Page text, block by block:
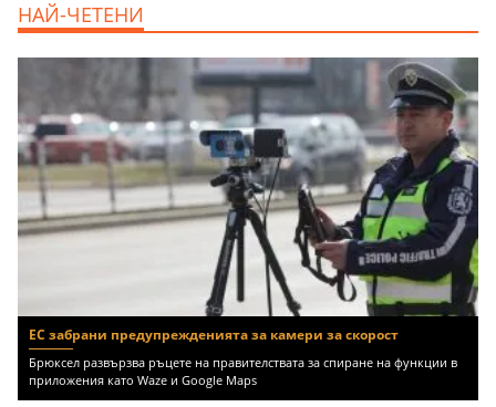
НАЙ-ЧЕТЕНИ
ЕС забрани предупрежденията за камери за скорост
Брюксел развързва ръцете на правителствата за спиране на функции в
приложения като Waze и Google Maps